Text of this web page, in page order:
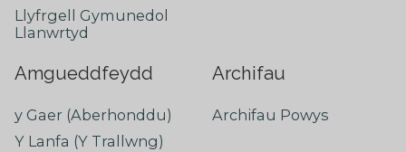
Llyfrgell Gymunedol
Llanwrtyd
Amgueddfeydd
y Gaer (Aberhonddu)
Y Lanfa (Y Trallwng)
Archifau
Archifau Powys